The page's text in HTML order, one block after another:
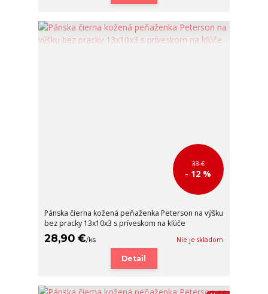
33 €
- 12 %
Pánska čierna kožená peňaženka Peterson na výšku
bez pracky 13x10x3 s príveskom na kľúče
28,90 €/ks Nie je skladom
Detail